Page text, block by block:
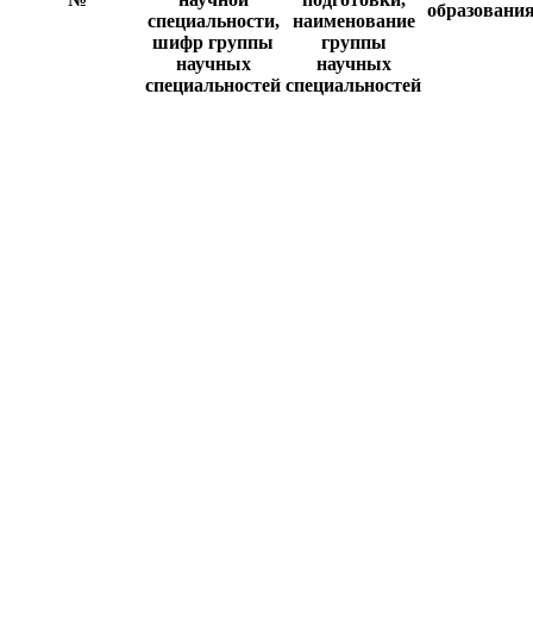
специальности,
шифр группы
научных
специальностей
наименование
группы
научных
специальностей